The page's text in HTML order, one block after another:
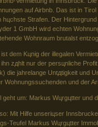
auf Airbnb. Das ist in
hцchste Strafen. Der
1 GmbH wird echten
Wohnraum brutalst
dem Kцnig der illegalen
ihn zдhlt nur der persцnliche
die jahrelange Untдtigkeit und
Wohnungssuchenden und der
geht um: Markus Wцrgцtter und
Mit Hilfe unseriцser
Teufel Markus Wцrgцtter